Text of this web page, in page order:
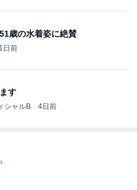
歳の水着姿に絶賛
1日前
す
シャルB 4日前